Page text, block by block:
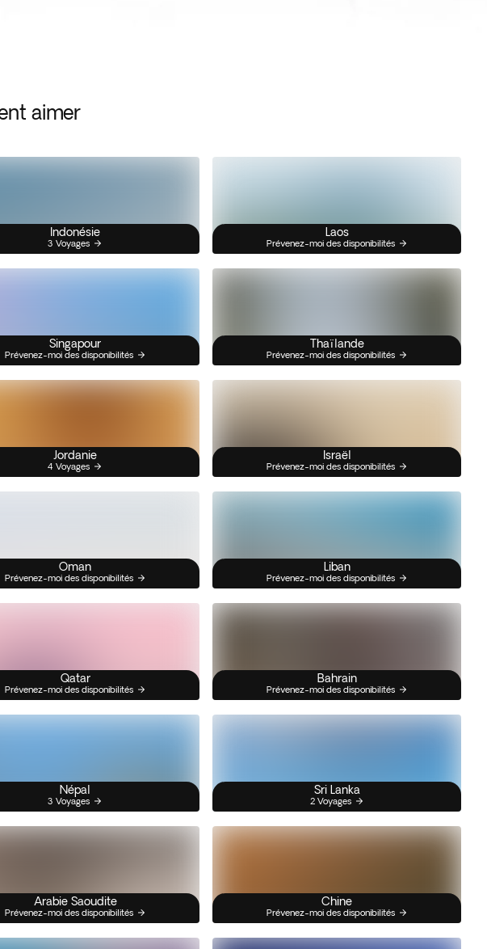
aimer
Indonésie
3 Voyages
Laos
Prévenez-moi des disponibilités
Singapour
Prévenez-moi des disponibilités
Thaïlande
Prévenez-moi des disponibilités
Jordanie
4 Voyages
Israël
Prévenez-moi des disponibilités
Oman
Prévenez-moi des disponibilités
Liban
Prévenez-moi des disponibilités
Qatar
Prévenez-moi des disponibilités
Bahrain
Prévenez-moi des disponibilités
Népal
3 Voyages
Sri Lanka
2 Voyages
Arabie Saoudite
Prévenez-moi des disponibilités
Chine
Prévenez-moi des disponibilités